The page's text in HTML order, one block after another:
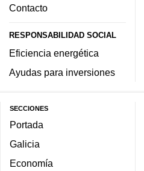
Contacto
RESPONSABILIDAD SOCIAL
Eficiencia energética
Ayudas para inversiones
SECCIONES
Portada
Galicia
Economía